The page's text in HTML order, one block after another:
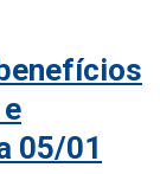
05/01